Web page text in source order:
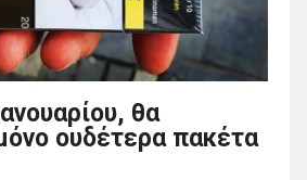
θα
ουδέτερα πακέτα